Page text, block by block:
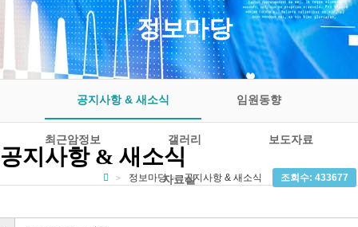
정보마당
공지사항 & 새소식 임원동향
최근암정보 갤러리 보도자료
자료실
공지사항 & 새소식
정보마당 공지사항 & 새소식 조회수: 433677